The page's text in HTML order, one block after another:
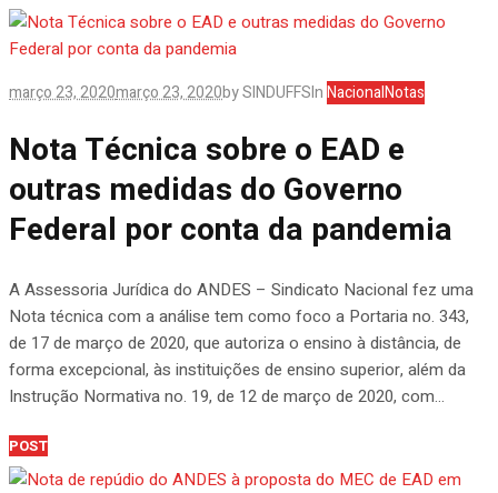
março 23, 2020março 23, 2020bySINDUFFSInNacionalNotas
Nota Técnica sobre o EAD e
outras medidas do Governo
Federal por conta da pandemia
A Assessoria Jurídica do ANDES – Sindicato Nacional fez uma
Nota técnica com a análise tem como foco a Portaria no. 343,
de 17 de março de 2020, que autoriza o ensino à distância, de
forma excepcional, às instituições de ensino superior, além da
Instrução Normativa no. 19, de 12 de março de 2020, com...
POST